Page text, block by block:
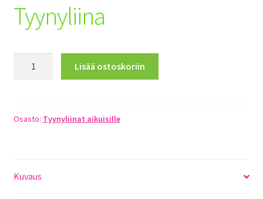
Toimitusehdot
Registration
Tyynyliina
Lisää ostoskoriin
Osasto: Tyynyliinat aikuisille
Kuvaus